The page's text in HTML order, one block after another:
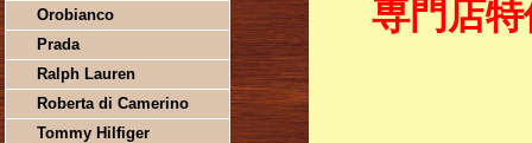
Orobianco
Prada
Ralph Lauren
Roberta di Camerino
Tommy Hilfiger
専門店特